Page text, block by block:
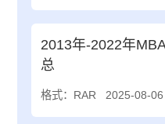
2013年-2022年
总
格式：RAR 2025-08-